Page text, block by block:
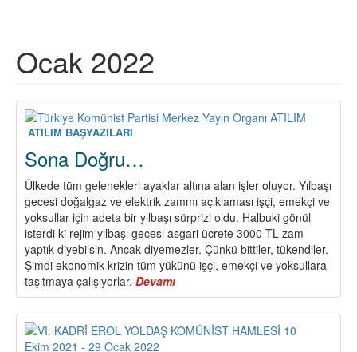
Ocak 2022
ATILIM BAŞYAZILARI
Sona Doğru…
Ülkede tüm gelenekleri ayaklar altına alan işler oluyor. Yılbaşı
gecesi doğalgaz ve elektrik zammı açıklaması işçi, emekçi ve
yoksullar için adeta bir yılbaşı sürprizi oldu. Halbuki gönül
isterdi ki rejim yılbaşı gecesi asgari ücrete 3000 TL zam
yaptık diyebilsin. Ancak diyemezler. Çünkü bittiler, tükendiler.
Şimdi ekonomik krizin tüm yükünü işçi, emekçi ve yoksullara
taşıtmaya çalışıyorlar. Devamı
Sona
Doğru…